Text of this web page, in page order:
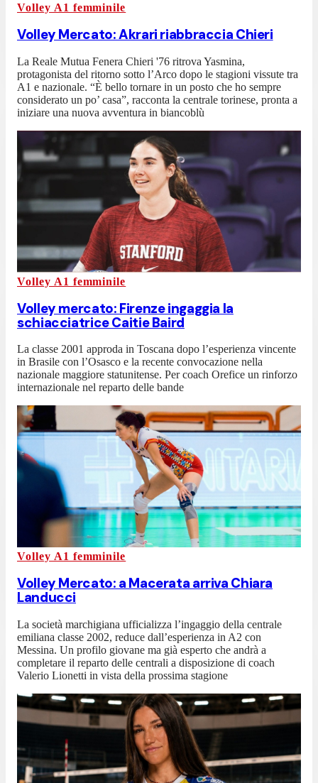
Volley A1 femminile
Volley Mercato: Akrari riabbraccia Chieri
La Reale Mutua Fenera Chieri '76 ritrova Yasmina,
protagonista del ritorno sotto l’Arco dopo le stagioni vissute tra
A1 e nazionale. “È bello tornare in un posto che ho sempre
considerato un po’ casa”, racconta la centrale torinese, pronta a
iniziare una nuova avventura in biancoblù
Volley A1 femminile
Volley mercato: Firenze ingaggia la
schiacciatrice Caitie Baird
La classe 2001 approda in Toscana dopo l’esperienza vincente
in Brasile con l’Osasco e la recente convocazione nella
nazionale maggiore statunitense. Per coach Orefice un rinforzo
internazionale nel reparto delle bande
Volley A1 femminile
Volley Mercato: a Macerata arriva Chiara
Landucci
La società marchigiana ufficializza l’ingaggio della centrale
emiliana classe 2002, reduce dall’esperienza in A2 con
Messina. Un profilo giovane ma già esperto che andrà a
completare il reparto delle centrali a disposizione di coach
Valerio Lionetti in vista della prossima stagione